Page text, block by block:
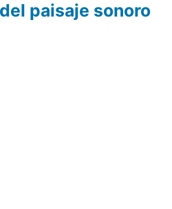
paisaje sonoro